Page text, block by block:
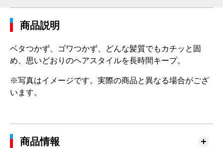
商品説明
ベタつかず、ゴワつかず、どんな髪質でもカチッと固
め、思いどおりのヘアスタイルを長時間キープ。
※写真はイメージです。実際の商品と異なる場合がござ
います。
商品情報